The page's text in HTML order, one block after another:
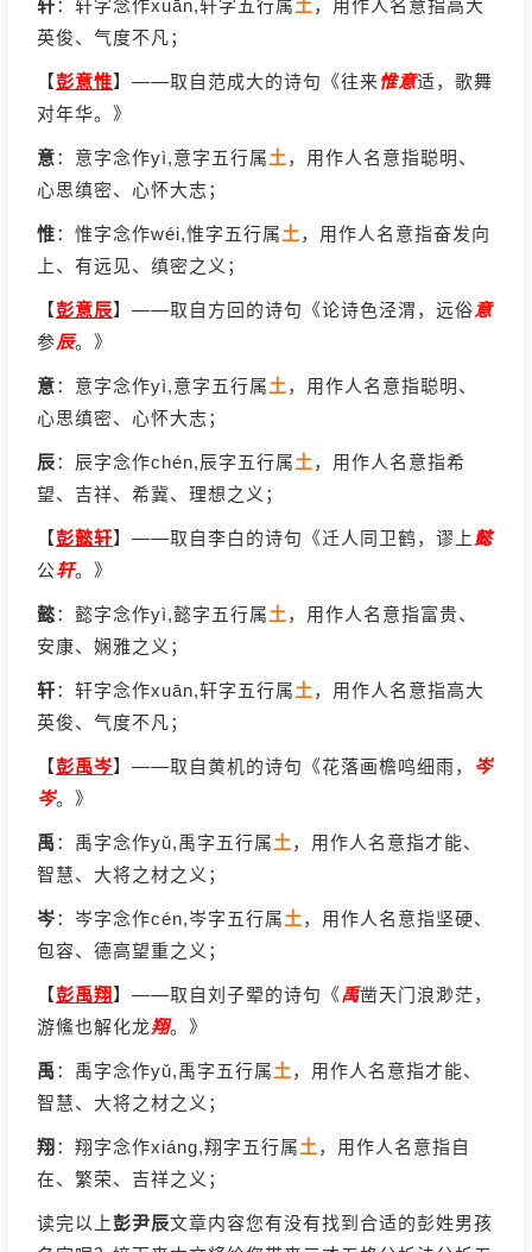
轩：轩字念作xuān,轩字五行属土，用作人名意指高大
英俊、气度不凡；
【彭意惟】 ——取自范成大的诗句《往来惟意适，歌舞
对年华。》
意：意字念作yì,意字五行属土，用作人名意指聪明、
心思缜密、心怀大志；
惟：惟字念作wéi,惟字五行属土，用作人名意指奋发向
上、有远见、缜密之义；
【彭意辰】 ——取自方回的诗句《论诗色泾渭，远俗意
参辰。》
意：意字念作yì,意字五行属土，用作人名意指聪明、
心思缜密、心怀大志；
辰：辰字念作chén,辰字五行属土，用作人名意指希
望、吉祥、希冀、理想之义；
【彭懿轩】 ——取自李白的诗句《迁人同卫鹤，谬上懿
公轩。》
懿：懿字念作yì,懿字五行属土，用作人名意指富贵、
安康、娴雅之义；
轩：轩字念作xuān,轩字五行属土，用作人名意指高大
英俊、气度不凡；
【彭禹岑】 ——取自黄机的诗句《花落画檐鸣细雨，
岑
岑。》
禹 ：禹字念作yǔ,禹字五行属土，用作人名意指才能、
智慧、大将之材之义；
岑：岑字念作cén,岑字五行属土，用作人名意指坚硬、
包容、德高望重之义；
【彭禹翔 】 ——取自刘子翚的诗句《禹凿天门浪渺茫，
游鯈也解化龙翔。》
禹 ：禹字念作yǔ,禹字五行属土，用作人名意指才能、
智慧、大将之材之义；
翔 ：翔字念作xiáng,翔字五行属土，用作人名意指自
在、繁荣、吉祥之义；
读完以上彭尹辰文章内容您有没有找到合适的彭姓男孩